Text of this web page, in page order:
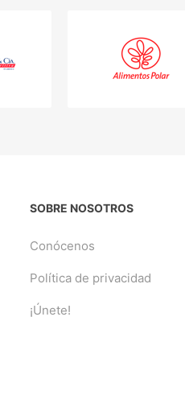
SOBRE NOSOTROS
Conócenos
Política de privacidad
¡Únete!